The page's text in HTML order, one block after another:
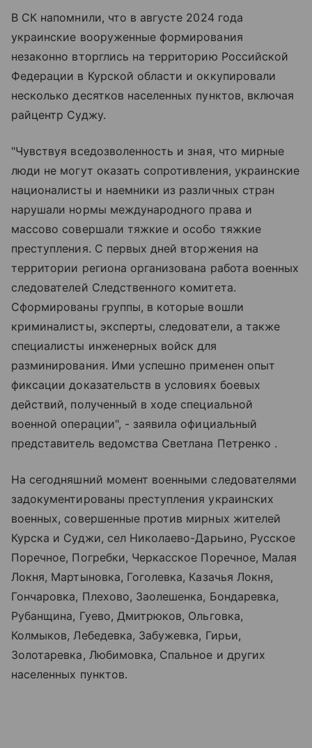
В СК напомнили, что в августе 2024 года
украинские вооруженные формирования
незаконно вторглись на территорию Российской
Федерации в Курской области и оккупировали
несколько десятков населенных пунктов, включая
райцентр Суджу.
"Чувствуя вседозволенность и зная, что мирные
люди не могут оказать сопротивления, украинские
националисты и наемники из различных стран
нарушали нормы международного права и
массово совершали тяжкие и особо тяжкие
преступления. С первых дней вторжения на
территории региона организована работа военных
следователей Следственного комитета.
Сформированы группы, в которые вошли
криминалисты, эксперты, следователи, а также
специалисты инженерных войск для
разминирования. Ими успешно применен опыт
фиксации доказательств в условиях боевых
действий, полученный в ходе специальной
военной операции", - заявила официальный
представитель ведомства Светлана Петренко .
На сегодняшний момент военными следователями
задокументированы преступления украинских
военных, совершенные против мирных жителей
Курска и Суджи, сел Николаево-Дарьино, Русское
Поречное, Погребки, Черкасское Поречное, Малая
Локня, Мартыновка, Гоголевка, Казачья Локня,
Гончаровка, Плехово, Заолешенка, Бондаревка,
Рубанщина, Гуево, Дмитрюков, Ольговка,
Колмыков, Лебедевка, Забужевка, Гирьи,
Золотаревка, Любимовка, Спальное и других
населенных пунктов.